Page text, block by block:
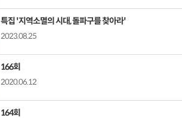
특집 '지역소멸의 시대, 돌파구를 찾아라'
2023.08.25
166회
2020.06.12
164회